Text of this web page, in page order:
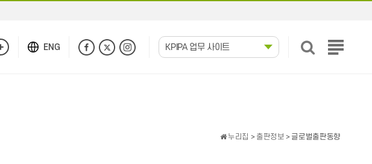
화
ENG KPIPA 업무 사이트
전
누리집 > 출판정보 > 글로벌출판동향